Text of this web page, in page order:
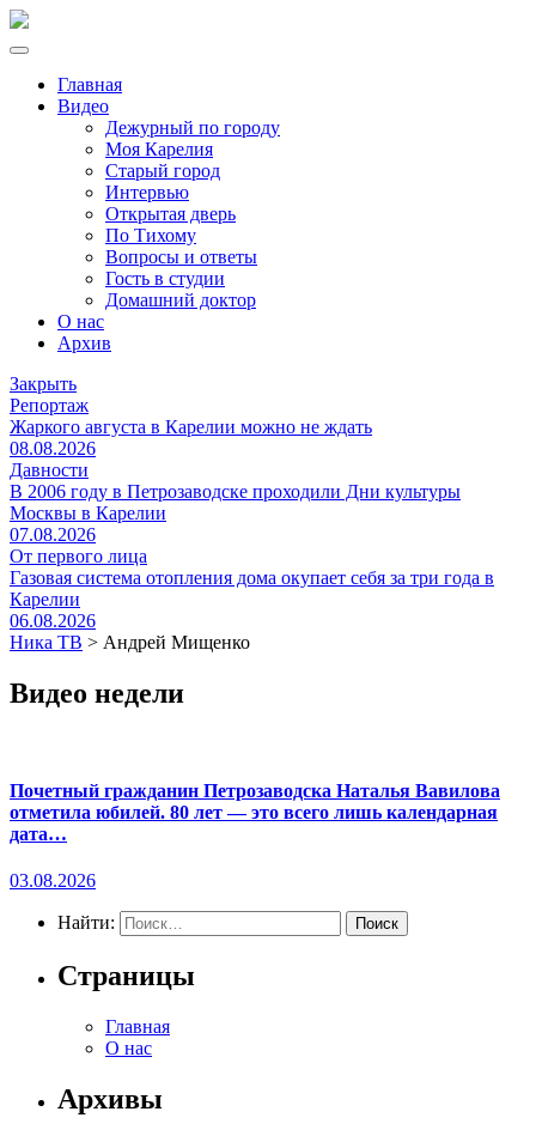
Главная
Видео
Дежурный по городу
Моя Карелия
Старый город
Интервью
Открытая дверь
По Тихому
Вопросы и ответы
Гость в студии
Домашний доктор
О нас
Архив
Закрыть
Репортаж
Жаркого августа в Карелии можно не ждать
08.08.2026
Давности
В 2006 году в Петрозаводске проходили Дни культуры
Москвы в Карелии
07.08.2026
От первого лица
Газовая система отопления дома окупает себя за три года в
Карелии
06.08.2026
Ника ТВ > Андрей Мищенко
Видео недели
Почетный гражданин Петрозаводска Наталья Вавилова
отметила юбилей. 80 лет — это всего лишь календарная
дата…
03.08.2026
Найти:
Страницы
Главная
О нас
Архивы